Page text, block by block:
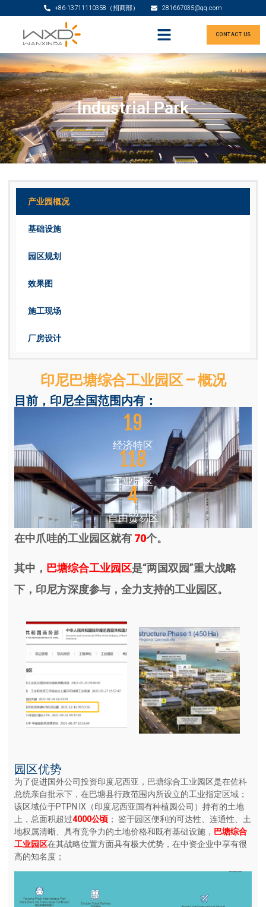
+86-13711110358（招商部） 281667035@qq.com
CONTACT US
Industrial Park
产业园概况
基础设施
园区规划
效果图
施工现场
厂房设计
印尼巴塘综合工业园区 – 概况
目前，印尼全国范围内有：
经济特区
19
工业园区
118
自由贸易区
4
在中爪哇的工业园区就有 70个。
其中， 巴塘综合工业园区是“两国双园”重大战略
下，印尼方深度参与，全力支持的工业园区。
园区优势
为了促进国外公司投资印度尼西亚，巴塘综合工业园区是在佐科
总统亲自批示下，在巴塘县行政范围内所设立的工业指定区域；
该区域位于PTPN IX（印度尼西亚国有种植园公司）持有的土地
上，总面积超过4000公顷 ； 鉴于园区便利的可达性、连通性、土
地权属清晰、具有竞争力的土地价格和既有基础设施， 巴塘综合
工业园区在其战略位置方面具有极大优势，在中资企业中享有很
高的知名度；